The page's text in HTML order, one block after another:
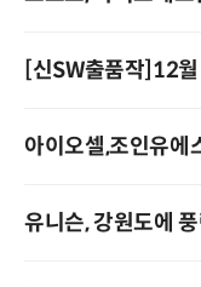
[신SW출품작]12
아이오셀,조인유에
유니슨, 강원도에